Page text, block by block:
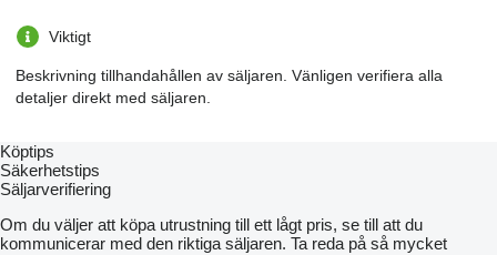
Viktigt
Beskrivning tillhandahållen av säljaren. Vänligen verifiera alla
detaljer direkt med säljaren.
Köptips
Säkerhetstips
Säljarverifiering
Om du väljer att köpa utrustning till ett lågt pris, se till att du
kommunicerar med den riktiga säljaren. Ta reda på så mycket